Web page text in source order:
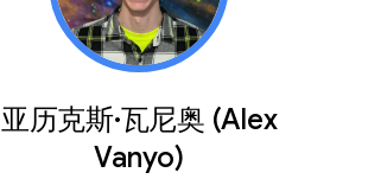
亚历克斯·瓦尼奥 (Alex
Vanyo)